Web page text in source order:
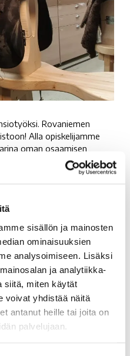
sisällön ja mainosten
ominaisuuksien
analysoimiseen. Lisäksi
ja analytiikka-
siitä, miten käytät
voivat yhdistää näitä
antanut heille tai joita on
palvelujaan.
Rovaniemen
Alla opiskelijamme
oman osaamisen
kansalaisopiston
veivät mennessään ja pian
monenlaista.
kurssille, jolloin tein hieman
aikana nahkatyöt
pantojen tekoon.
työkseen.